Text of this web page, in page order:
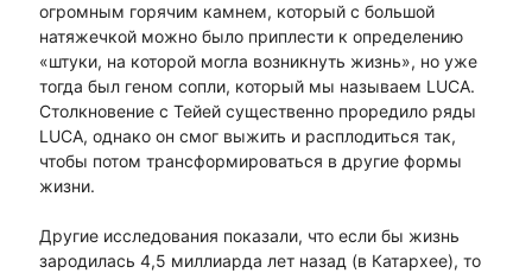
огромным горячим камнем, который с большой
натяжечкой можно было приплести к определению
«штуки, на которой могла возникнуть жизнь», но уже
тогда был геном сопли, который мы называем LUCA.
Столкновение с Тейей существенно проредило ряды
LUCA, однако он смог выжить и расплодиться так,
чтобы потом трансформироваться в другие формы
жизни.
Другие исследования показали, что если бы жизнь
зародилась 4,5 миллиарда лет назад (в Катархее), то